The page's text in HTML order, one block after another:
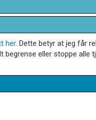
her. Dette betyr at jeg får
eller stoppe alle